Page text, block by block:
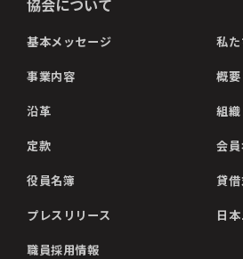
協会について
基本メッセージ 私
事業内容 概要
沿革 組織
定款 会
役員名簿 貸
プレスリリース 日
職員採用情報